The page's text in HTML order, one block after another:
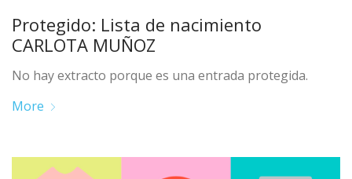
Protegido: Lista de nacimiento
CARLOTA MUÑOZ
No hay extracto porque es una entrada protegida.
More